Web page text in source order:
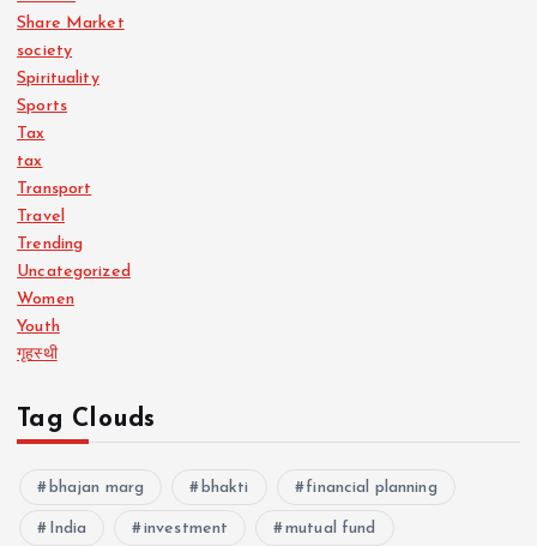
Share Market
society
Spirituality
Sports
Tax
tax
Transport
Travel
Trending
Uncategorized
Women
Youth
गृहस्थी
Tag Clouds
bhajan marg bhakti financial planning
India investment mutual fund